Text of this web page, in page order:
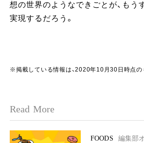
想の世界のようなできごとが、もう
実現するだろう。
※掲載している情報は、2020年10月30日時点の
Read More
FOODS
編集部